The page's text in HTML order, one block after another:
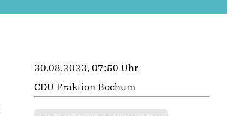
30.08.2023, 07:50 Uhr
CDU Fraktion Bochum